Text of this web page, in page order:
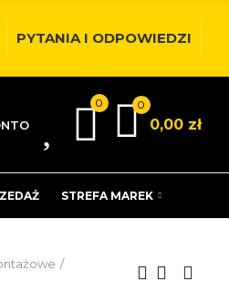
PYTANIA I ODPOWIEDZI
0 0
0,00 zł
STREFA MAREK